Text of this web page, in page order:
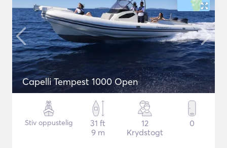
Capelli Tempest 1000 Open
Stiv oppustelig
31 ft
9 m
12
Krydstogt
0